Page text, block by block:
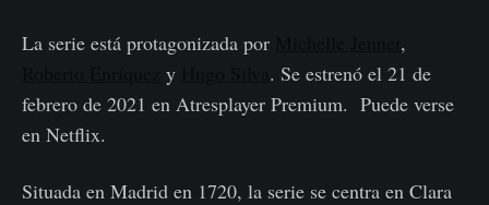
La serie está protagonizada por
,
y
. Se estrenó el 21 de
febrero de 2021 en Atresplayer Premium. Puede verse
en Netflix.
Situada en Madrid en 1720, la serie se centra en Clara